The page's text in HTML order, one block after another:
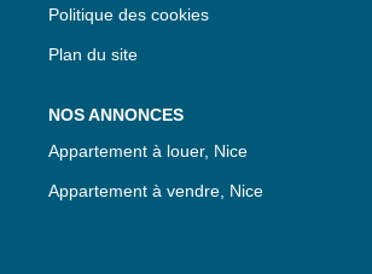
Politique des cookies
Plan du site
NOS ANNONCES
Appartement à louer, Nice
Appartement à vendre, Nice